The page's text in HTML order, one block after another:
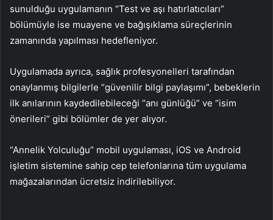
sunulduğu uygulamanın “Test ve aşı hatırlatıcıları”
bölümüyle ise muayene ve bağışıklama süreçlerinin
zamanında yapılması hedefleniyor.
Uygulamada ayrıca, sağlık profesyonelleri tarafından
onaylanmış bilgilerle “güvenilir bilgi paylaşımı”, bebeklerin
ilk anılarının kaydedilebileceği “anı günlüğü” ve “isim
önerileri” gibi bölümler de yer alıyor.
“Annelik Yolculuğu” mobil uygulaması, iOS ve Android
işletim sistemine sahip cep telefonlarına tüm uygulama
mağazalarından ücretsiz indirilebiliyor.